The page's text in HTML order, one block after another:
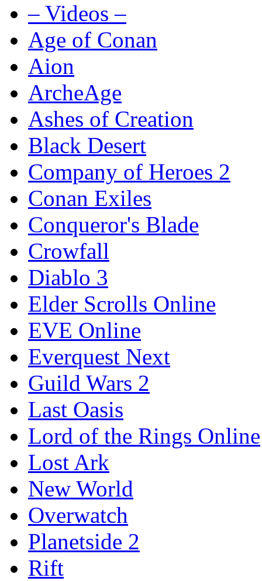
– Videos –
Age of Conan
Aion
ArcheAge
Ashes of Creation
Black Desert
Company of Heroes 2
Conan Exiles
Conqueror's Blade
Crowfall
Diablo 3
Elder Scrolls Online
EVE Online
Everquest Next
Guild Wars 2
Last Oasis
Lord of the Rings Online
Lost Ark
New World
Overwatch
Planetside 2
Rift